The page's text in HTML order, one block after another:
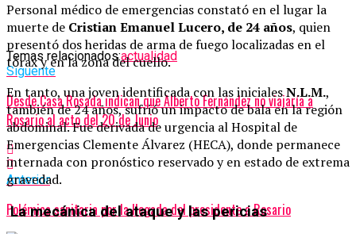
Temas relacionados:actualidad
Siguente
Desde Casa Rosada indican que Alberto Fernández no viajaría a
Rosario al acto del 20 de Junio
Anterior
Polémica sanitaria por la llegada del presidente a Rosario
Personal médico de emergencias constató en el lugar la
muerte de Cristian Emanuel Lucero, de 24 años, quien
presentó dos heridas de arma de fuego localizadas en el
tórax y en la zona del cuello.
En tanto, una joven identificada con las inicialesN.L.M.,
también de 24 años, sufrió un impacto de bala en la región
abdominal. Fue derivada de urgencia al Hospital de
Emergencias Clemente Álvarez (HECA), donde permanece
internada con pronóstico reservado y en estado de extrema
gravedad.
La mecánica del ataque y las pericias